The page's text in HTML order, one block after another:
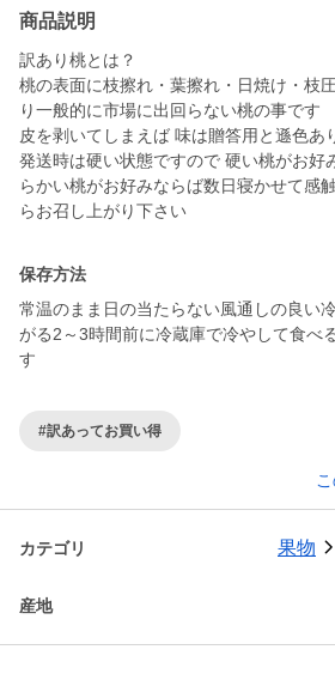
商品説明
訳あり桃とは？
桃の表面に枝擦れ・葉擦れ・日焼け・枝
り一般的に市場に出回らない桃の事です
皮を剥いてしまえば 味は贈答用と遜色あ
発送時は硬い状態ですので 硬い桃がお好
らかい桃がお好みならば数日寝かせて感
らお召し上がり下さい
保存方法
常温のまま日の当たらない風通しの良い
がる2～3時間前に冷蔵庫で冷やして食べ
す
#訳あってお買い得
カテゴリ 果物
産地